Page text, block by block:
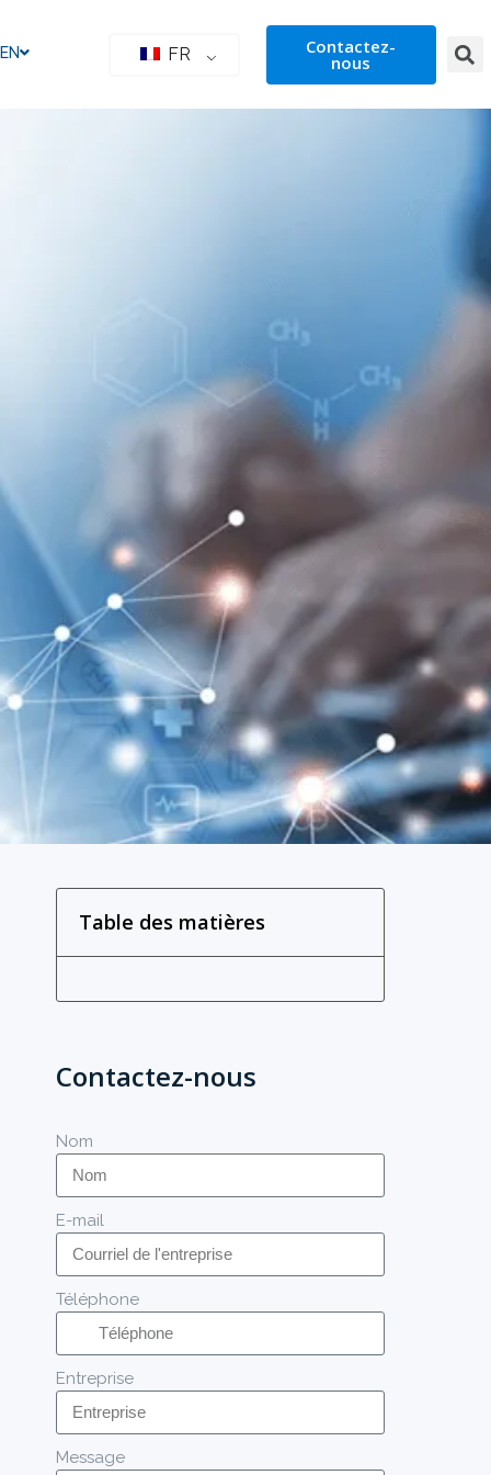
FR Contactez-
nous
Table des matières
Contactez-nous
Nom
E-mail
Téléphone
Entreprise
Message